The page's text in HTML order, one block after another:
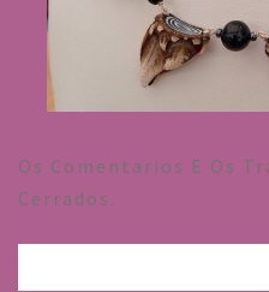
Os Comentarios E Os
Cerrados.